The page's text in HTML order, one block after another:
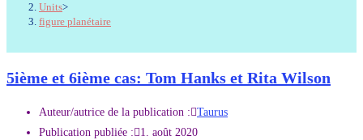
Units>
figure planétaire
5ième et 6ième cas: Tom Hanks et Rita Wilson
Auteur/autrice de la publication : Taurus
Publication publiée :
1. août 2020